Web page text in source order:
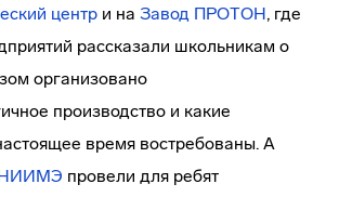
центр и на Завод ПРОТОН, где
рассказали школьникам о
организовано
производство и какие
время востребованы. А
провели для ребят